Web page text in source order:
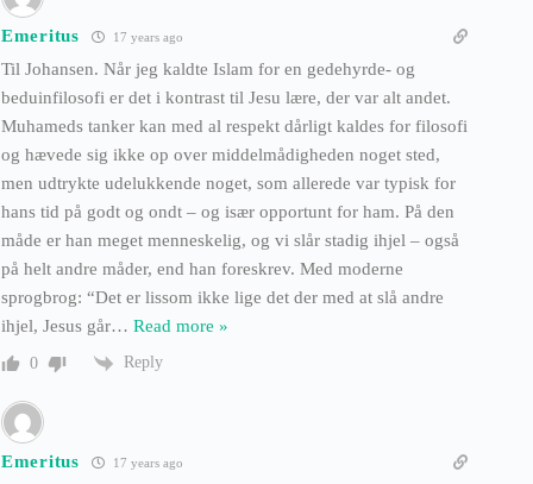
Emeritus 17 years ago
Til Johansen. Når jeg kaldte Islam for en gedehyrde- og
beduinfilosofi er det i kontrast til Jesu lære, der var alt andet.
Muhameds tanker kan med al respekt dårligt kaldes for filosofi
og hævede sig ikke op over middelmådigheden noget sted,
men udtrykte udelukkende noget, som allerede var typisk for
hans tid på godt og ondt – og især opportunt for ham. På den
måde er han meget menneskelig, og vi slår stadig ihjel – også
på helt andre måder, end han foreskrev. Med moderne
sprogbrog: “Det er lissom ikke lige det der med at slå andre
ihjel, Jesus går… Read more »
0 Reply
Emeritus 17 years ago